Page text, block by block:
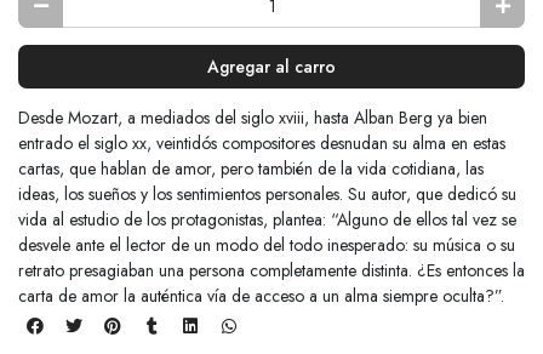
Agregar al carro
Desde Mozart, a mediados del siglo xviii, hasta Alban Berg ya bien
entrado el siglo xx, veintidós compositores desnudan su alma en estas
cartas, que hablan de amor, pero también de la vida cotidiana, las
ideas, los sueños y los sentimientos personales. Su autor, que dedicó su
vida al estudio de los protagonistas, plantea: “Alguno de ellos tal vez se
desvele ante el lector de un modo del todo inesperado: su música o su
retrato presagiaban una persona completamente distinta. ¿Es entonces la
carta de amor la auténtica vía de acceso a un alma siempre oculta?”.